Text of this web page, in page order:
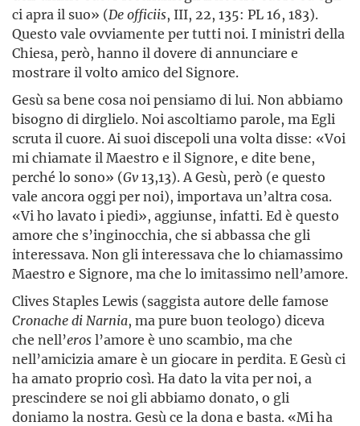
ci apra il suo» (De officiis, III, 22, 135: PL 16, 183).
Questo vale ovviamente per tutti noi. I ministri della
Chiesa, però, hanno il dovere di annunciare e
mostrare il volto amico del Signore.
Gesù sa bene cosa noi pensiamo di lui. Non abbiamo
bisogno di dirglielo. Noi ascoltiamo parole, ma Egli
scruta il cuore. Ai suoi discepoli una volta disse: «Voi
mi chiamate il Maestro e il Signore, e dite bene,
perché lo sono» (Gv13,13). A Gesù, però (e questo
vale ancora oggi per noi), importava un’altra cosa.
«Vi ho lavato i piedi», aggiunse, infatti. Ed è questo
amore che s’inginocchia, che si abbassa che gli
interessava. Non gli interessava che lo chiamassimo
Maestro e Signore, ma che lo imitassimo nell’amore.
Clives Staples Lewis (saggista autore delle famose
Cronache di Narnia, ma pure buon teologo) diceva
che nell’erosl’amore è uno scambio, ma che
nell’amicizia amare è un giocare in perdita. E Gesù ci
ha amato proprio così. Ha dato la vita per noi, a
prescindere se noi gli abbiamo donato, o gli
doniamo la nostra. Gesù ce la dona e basta. «Mi ha